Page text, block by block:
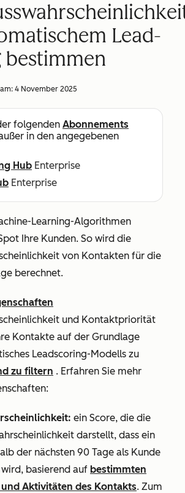
Lead-
bestimmen
4 November 2025
folgenden Abonnements
in den angegebenen
Hub Enterprise
Enterprise
Learning-Algorithmen
Ihre Kunden. So wird die
von Kontakten für die
berechnet.
und Kontaktpriorität
Kontakte auf der Grundlage
Leadscoring-Modells zu
zu filtern . Erfahren Sie mehr
ein Score, die die
darstellt, dass ein
der nächsten 90 Tage als Kunde
basierend auf bestimmten
Aktivitäten des Kontakts. Zum